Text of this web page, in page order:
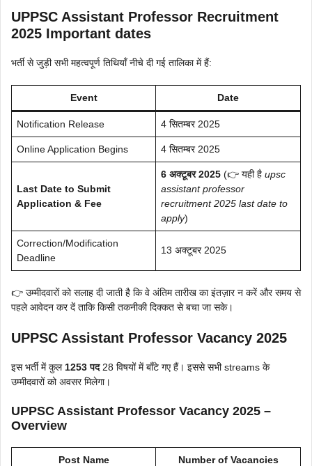
UPPSC Assistant Professor Recruitment
2025 Important dates
भर्ती से जुड़ी सभी महत्वपूर्ण तिथियाँ नीचे दी गई तालिका में हैं:
Event Date
Notification Release 4 सितम्बर 2025
Online Application Begins 4 सितम्बर 2025
Last Date to Submit
Application & Fee
6 अक्टूबर 2025 (👉 यही है upsc
assistant professor
recruitment 2025 last date to
apply)
Correction/Modification
Deadline
13 अक्टूबर 2025
👉 उम्मीदवारों को सलाह दी जाती है कि वे अंतिम तारीख का इंतज़ार न करें और समय से
पहले आवेदन कर दें ताकि किसी तकनीकी दिक्कत से बचा जा सके।
UPPSC Assistant Professor Vacancy 2025
इस भर्ती में कुल 1253 पद28 विषयों में बाँटे गए हैं। इससे सभी streams के
उम्मीदवारों को अवसर मिलेगा।
UPPSC Assistant Professor Vacancy 2025 –
Overview
Post Name Number of Vacancies